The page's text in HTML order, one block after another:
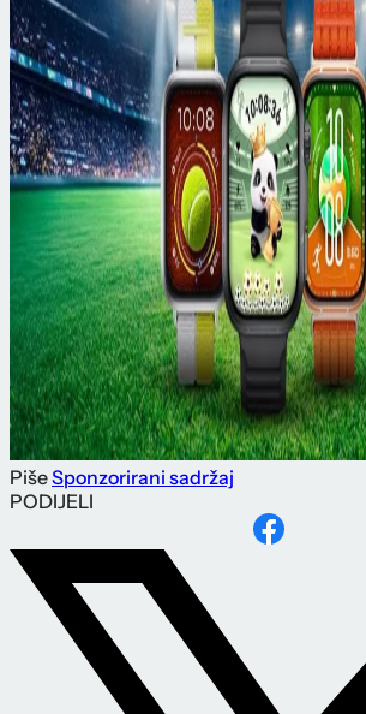
PišeSponzorirani sadržaj
PODIJELI